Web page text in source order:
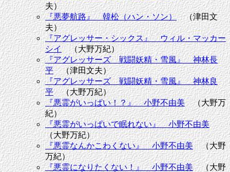
夫）
『悪夢航路』 韓松（ハン・ソン）（津田文
夫）
『アグレッサー・シックス』 ウィル・マッカー
シイ（大野万紀）
『アグレッサーズ 戦闘妖精・雪風』 神林長
平（津田文夫）
『アグレッサーズ 戦闘妖精・雪風』 神林良
平（大野万紀）
『悪霊がいっぱい！？』 小野不由美（大野万
紀）
『悪霊がいっぱいで眠れない』 小野不由美
（大野万紀）
『悪霊なんかこわくない』 小野不由美（大野
万紀）
『悪霊になりたくない！』 小野不由美（大野